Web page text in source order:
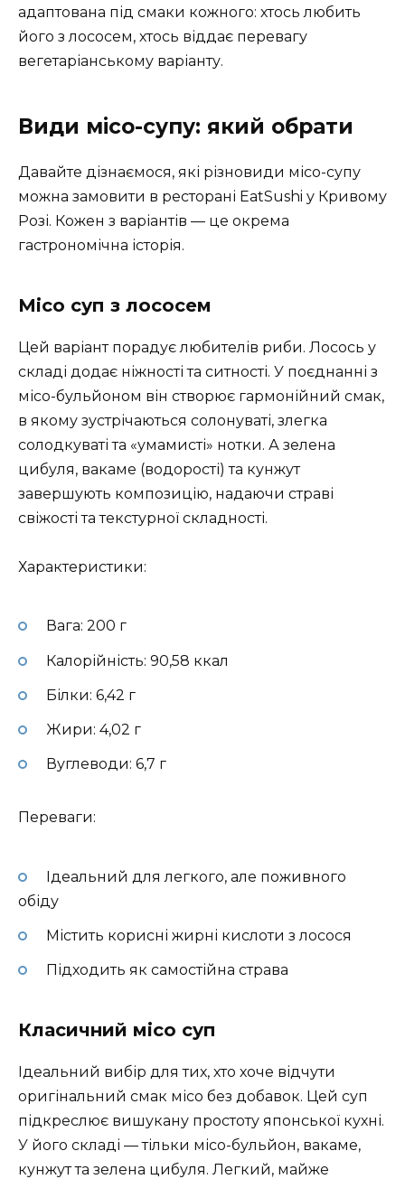
адаптована під смаки кожного: хтось любить
його з лососем, хтось віддає перевагу
вегетаріанському варіанту.
Види місо-супу: який обрати
Давайте дізнаємося, які різновиди місо-супу
можна замовити в ресторані EatSushi у Кривому
Розі. Кожен з варіантів — це окрема
гастрономічна історія.
Місо суп з лососем
Цей варіант порадує любителів риби. Лосось у
складі додає ніжності та ситності. У поєднанні з
місо-бульйоном він створює гармонійний смак,
в якому зустрічаються солонуваті, злегка
солодкуваті та «умамисті» нотки. А зелена
цибуля, вакаме (водорості) та кунжут
завершують композицію, надаючи страві
свіжості та текстурної складності.
Характеристики:
Вага: 200 г
Калорійність: 90,58 ккал
Білки: 6,42 г
Жири: 4,02 г
Вуглеводи: 6,7 г
Переваги:
Ідеальний для легкого, але поживного
обіду
Містить корисні жирні кислоти з лосося
Підходить як самостійна страва
Класичний місо суп
Ідеальний вибір для тих, хто хоче відчути
оригінальний смак місо без добавок. Цей суп
підкреслює вишукану простоту японської кухні.
У його складі — тільки місо-бульйон, вакаме,
кунжут та зелена цибуля. Легкий, майже